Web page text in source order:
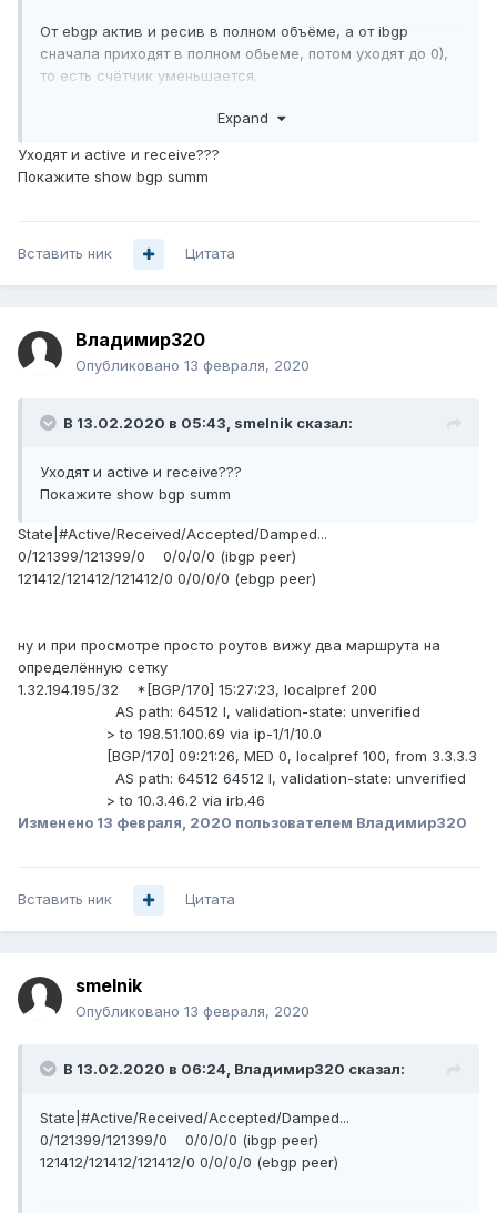
От ebgp актив и ресив в полном объёме, а от ibgp
сначала приходят в полном обьеме, потом уходят до 0),
то есть счётчик уменьшается.
Expand
Уходят и active и receive???
Покажите show bgp summ
Вставить ник Цитата
Владимир320
Опубликовано 13 февраля, 2020
В 13.02.2020 в 05:43, smelnik сказал:
Уходят и active и receive???
Покажите show bgp summ
State|#Active/Received/Accepted/Damped...
0/121399/121399/0 0/0/0/0 (ibgp peer)
121412/121412/121412/0 0/0/0/0 (ebgp peer)
ну и при просмотре просто роутов вижу два маршрута на
определённую сетку
1.32.194.195/32 *[BGP/170] 15:27:23, localpref 200
AS path: 64512 I, validation-state: unverified
> to 198.51.100.69 via ip-1/1/10.0
[BGP/170] 09:21:26, MED 0, localpref 100, from 3.3.3.3
AS path: 64512 64512 I, validation-state: unverified
> to 10.3.46.2 via irb.46
Изменено 13 февраля, 2020 пользователем Владимир320
Вставить ник Цитата
smelnik
Опубликовано 13 февраля, 2020
В 13.02.2020 в 06:24, Владимир320 сказал:
State|#Active/Received/Accepted/Damped...
0/121399/121399/0 0/0/0/0 (ibgp peer)
121412/121412/121412/0 0/0/0/0 (ebgp peer)